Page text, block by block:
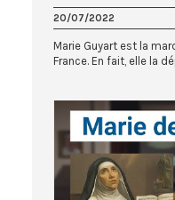
20/07/2022
Marie Guyart est la
France. En fait, elle la